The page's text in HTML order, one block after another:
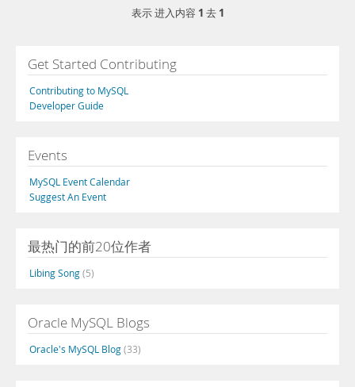
表示 进入内容 1 去 1
Get Started Contributing
Contributing to MySQL
Developer Guide
Events
MySQL Event Calendar
Suggest An Event
最热门的前20位作者
Libing Song(5)
Oracle MySQL Blogs
Oracle's MySQL Blog(33)